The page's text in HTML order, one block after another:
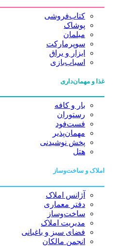
کتاب‌فروشی
پوشاک
مبلمان
سوپرمارکت
ابزار و یراق
اسباب‌بازی
غذا و مهمان‌داری
بار و کافه
رستوران
فست‌فود
مهمان‌پذیر
پخش نوشیدنی
هتل
املاک و ساخت‌وساز
آژانس املاک
دفتر معماری
ساخت‌وساز
مدیریت املاک
فضای سبز و باغبانی
انجمن مالکان